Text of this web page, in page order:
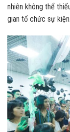
nhiên không thể
gian tổ chức sự kiện.